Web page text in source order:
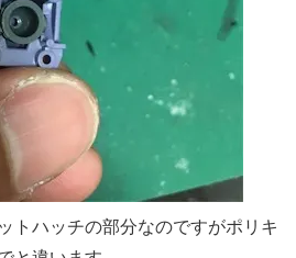
トハッチの部分なのですがポリキ